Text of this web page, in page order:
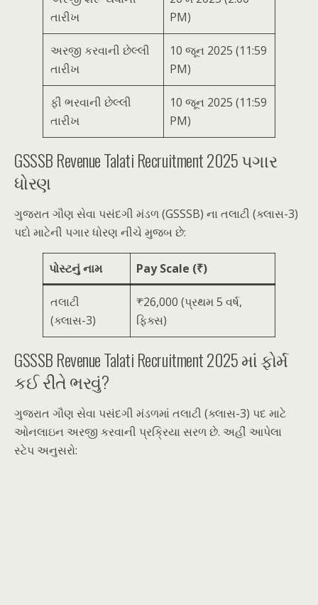
તારીખ
PM)
અરજી કરવાની છેલ્લી
તારીખ
10 જૂન 2025 (11:59
PM)
ફી ભરવાની છેલ્લી
તારીખ
10 જૂન 2025 (11:59
PM)
GSSSB Revenue Talati Recruitment 2025 પગાર
ધોરણ
ગુજરાત ગૌણ સેવા પસંદગી મંડળ (GSSSB) ના તલાટી (ક્લાસ-3)
પદો માટેની પગાર ધોરણ નીચે મુજબ છે:
પોસ્ટનું નામ Pay Scale (₹)
તલાટી
(ક્લાસ-3)
₹26,000 (પ્રથમ 5 વર્ષ,
ફિક્સ)
GSSSB Revenue Talati Recruitment 2025 માં ફોર્મ
કઈ રીતે ભરવું?
ગુજરાત ગૌણ સેવા પસંદગી મંડળમાં તલાટી (ક્લાસ-3) પદ માટે
ઓનલાઇન અરજી કરવાની પ્રક્રિયા સરળ છે. અહીં આપેલા
સ્ટેપ અનુસરો: